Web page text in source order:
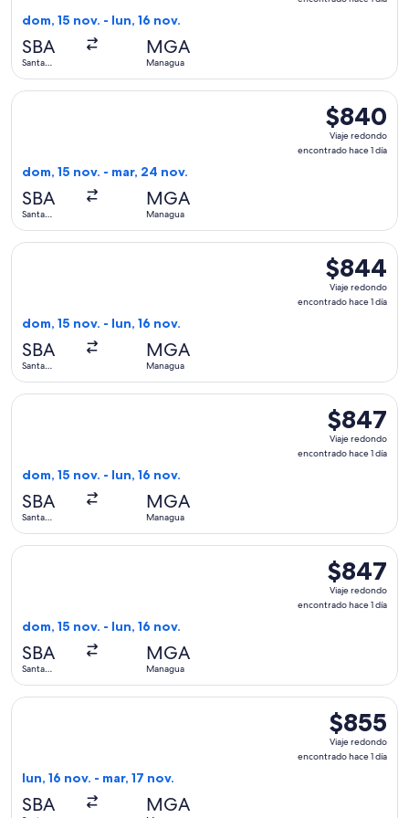
dom, 15 nov. - lun, 16 nov.
SBA
Santa
MGA
Managua
$840
Viaje
redondo,
$840
Viaje redondo
encontrado hace 1 día
dom, 15 nov. - mar, 24 nov.
SBA
Santa
MGA
Managua
Seleccionar vuelo de avianca, con salida el dom, 15 nov.
$844
Viaje
redondo,
$844
Viaje redondo
encontrado hace 1 día
dom, 15 nov. - lun, 16 nov.
SBA
Santa
MGA
Managua
Seleccionar vuelo de avianca, con salida el dom, 15 nov.
$847
Viaje
redondo,
$847
Viaje redondo
encontrado hace 1 día
dom, 15 nov. - lun, 16 nov.
SBA
Santa
MGA
Managua
Seleccionar vuelo de avianca, con salida el dom, 15 nov.
$847
Viaje
redondo,
$847
Viaje redondo
encontrado hace 1 día
dom, 15 nov. - lun, 16 nov.
SBA
Santa
MGA
Managua
Seleccionar vuelo de United, con salida el dom, 15 nov.
$855
Viaje
redondo,
$855
Viaje redondo
encontrado hace 1 día
lun, 16 nov. - mar, 17 nov.
SBA MGA
Seleccionar vuelo de United, con salida el lun, 16 nov.